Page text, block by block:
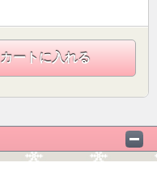
カートに入れる